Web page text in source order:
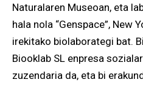
Naturalaren Museoan, eta
hala nola “Genspace”, New
irekitako biolaborategi bat.
Biooklab SL enpresa
zuzendaria da, eta bi